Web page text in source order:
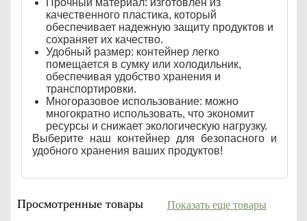
Прочный материал: изготовлен из
качественного пластика, который
обеспечивает надежную защиту продуктов и
сохраняет их качество.
Удобный размер: контейнер легко
помещается в сумку или холодильник,
обеспечивая удобство хранения и
транспортировки.
Многоразовое использование: можно
многократно использовать, что экономит
ресурсы и снижает экологическую нагрузку.
Выберите наш контейнер для безопасного и
удобного хранения ваших продуктов!
Просмотренные товары Показать еще товары